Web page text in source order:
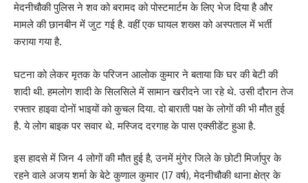
मेदनीचौकी पुलिस ने शव को बरामद को पोस्टमार्टम के लिए भेज दिया है और
मामले की छानबीन में जुट गई है. वहीं एक घायल शख्स को अस्पताल में भर्ती
कराया गया है.
घटना को लेकर मृतक के परिजन आलोक कुमार ने बताया कि घर की बेटी की
शादी थी. हमलोग शादी के सिलसिले में सामान खरीदने जा रहे थे. उसी दौरान तेज
रफ्तार हाइवा दोनों भाइयों को कुचल दिया. दो बाराती पक्ष के लोगों की भी मौत हुई
है. ये लोग बाइक पर सवार थे. मस्जिद दरगाह के पास एक्सीडेंट हुआ है.
इस हादसे में जिन 4 लोगों की मौत हुई है, उनमें मुंगेर जिले के छोटी मिर्जापुर के
रहने वाले अजय शर्मा के बेटे कुणाल कुमार (17 वर्ष), मेदनीचौकी थाना क्षेत्र के